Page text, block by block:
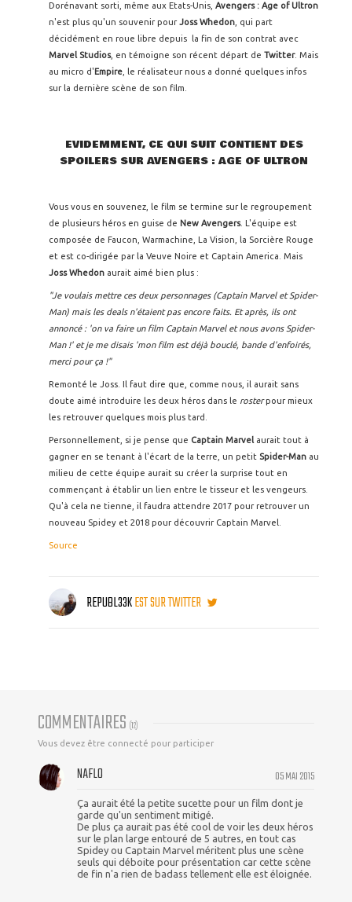
Dorénavant sorti, même aux Etats-Unis, Avengers : Age of Ultron
n'est plus qu'un souvenir pourJoss Whedon , qui part
décidément en roue libre depuis la fin de son contrat avec
Marvel Studios, en témoigne son récent départ de Twitter. Mais
au micro d'Empire , le réalisateur nous a donné quelques infos
sur la dernière scène de son film.
EVIDEMMENT, CE QUI SUIT CONTIENT DES
SPOILERS SUR AVENGERS : AGE OF ULTRON
Vous vous en souvenez, le film se termine sur le regroupement
de plusieurs héros en guise de New Avengers. L'équipe est
composée de Faucon, Warmachine, La Vision, la Sorcière Rouge
et est co-dirigée par la Veuve Noire et Captain America. Mais
Joss Whedon aurait aimé bien plus :
"Je voulais mettre ces deux personnages (Captain Marvel et Spider-
Man) mais les deals n'étaient pas encore faits. Et après, ils ont
annoncé : 'on va faire un film Captain Marvel et nous avons Spider-
Man !' et je me disais 'mon film est déjà bouclé, bande d'enfoirés,
merci pour ça !"
Remonté le Joss. Il faut dire que, comme nous, il aurait sans
doute aimé introduire les deux héros dans le rosterpour mieux
les retrouver quelques mois plus tard.
Personnellement, si je pense que Captain Marvel aurait tout à
gagner en se tenant à l'écart de la terre, un petit Spider-Man au
milieu de cette équipe aurait su créer la surprise tout en
commençant à établir un lien entre le tisseur et les vengeurs.
Qu'à cela ne tienne, il faudra attendre 2017 pour retrouver un
nouveau Spidey et 2018 pour découvrir Captain Marvel.
Source
REPUBL33KEST SUR TWITTER
COMMENTAIRES (12)
Vous devez être connecté pour participer
05 MAI 2015
NAFLO
Ça aurait été la petite sucette pour un film dont je
garde qu'un sentiment mitigé.
De plus ça aurait pas été cool de voir les deux héros
sur le plan large entouré de 5 autres, en tout cas
Spidey ou Captain Marvel méritent plus une scène
seuls qui déboite pour présentation car cette scène
de fin n'a rien de badass tellement elle est éloignée.